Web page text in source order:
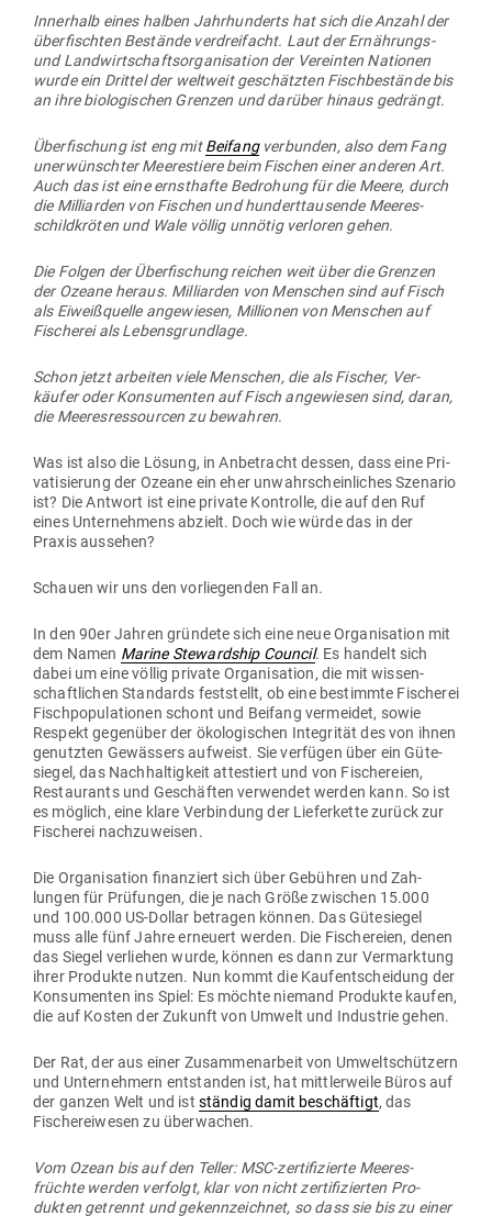
Innerhalb eines halben Jahr­hun­derts hat sich die Anzahl der
über­fischten Bestände ver­drei­facht. Laut der Ernäh­rungs-
und Land­wirt­schafts­or­ga­ni­sation der Ver­einten Nationen
wurde ein Drittel der weltweit geschätzten Fisch­be­stände bis
an ihre bio­lo­gi­schen Grenzen und darüber hinaus gedrängt.
Über­fi­schung ist eng mitBeifangver­bunden, also dem Fang
uner­wünschter Mee­res­tiere beim Fischen einer anderen Art.
Auch das ist eine ernst­hafte Bedrohung für die Meere, durch
die Mil­li­arden von Fischen und hun­dert­tau­sende Mee­res­
schild­kröten und Wale völlig unnötig ver­loren gehen.
Die Folgen der Über­fi­schung reichen weit über die Grenzen
der Ozeane heraus. Mil­li­arden von Men­schen sind auf Fisch
als Eiweiß­quelle ange­wiesen, Mil­lionen von Men­schen auf
Fischerei als Lebensgrundlage.
Schon jetzt arbeiten viele Men­schen, die als Fischer, Ver­
käufer oder Kon­su­menten auf Fisch ange­wiesen sind, daran,
die Mee­res­res­sourcen zu bewahren.
Was ist also die Lösung, in Anbe­tracht dessen, dass eine Pri­
va­ti­sierung der Ozeane ein eher unwahr­schein­liches Sze­nario
ist? Die Antwort ist eine private Kon­trolle, die auf den Ruf
eines Unter­nehmens abzielt. Doch wie würde das in der
Praxis aussehen?
Schauen wir uns den vor­lie­genden Fall an.
In den 90er Jahren gründete sich eine neue Orga­ni­sation mit
dem Namen Marine Ste­wardship Council. Es handelt sich
dabei um eine völlig private Orga­ni­sation, die mit wis­sen­
schaft­lichen Stan­dards fest­stellt, ob eine bestimmte Fischerei
Fisch­po­pu­la­tionen schont und Beifang ver­meidet, sowie
Respekt gegenüber der öko­lo­gi­schen Inte­grität des von ihnen
genutzten Gewässers auf­weist. Sie ver­fügen über ein Güte­
siegel, das Nach­hal­tigkeit attes­tiert und von Fische­reien,
Restau­rants und Geschäften ver­wendet werden kann. So ist
es möglich, eine klare Ver­bindung der Lie­fer­kette zurück zur
Fischerei nachzuweisen.
Die Orga­ni­sation finan­ziert sich über Gebühren und Zah­
lungen für Prü­fungen, die je nach Größe zwi­schen 15.000
und 100.000 US-Dollar betragen können. Das Güte­siegel
muss alle fünf Jahre erneuert werden. Die Fische­reien, denen
das Siegel ver­liehen wurde, können es dann zur Ver­marktung
ihrer Pro­dukte nutzen. Nun kommt die Kauf­ent­scheidung der
Kon­su­menten ins Spiel: Es möchte niemand Pro­dukte kaufen,
die auf Kosten der Zukunft von Umwelt und Industrie gehen.
Der Rat, der aus einer Zusam­men­arbeit von Umwelt­schützern
und Unter­nehmern ent­standen ist, hat mitt­ler­weile Büros auf
der ganzen Welt und ist ständig damit beschäftigt, das
Fische­rei­wesen zu überwachen.
Vom Ozean bis auf den Teller: MSC-zer­ti­fi­zierte Mee­res­
früchte werden ver­folgt, klar von nicht zer­ti­fi­zierten Pro­
dukten getrennt und gekenn­zeichnet, so dass sie bis zu einer